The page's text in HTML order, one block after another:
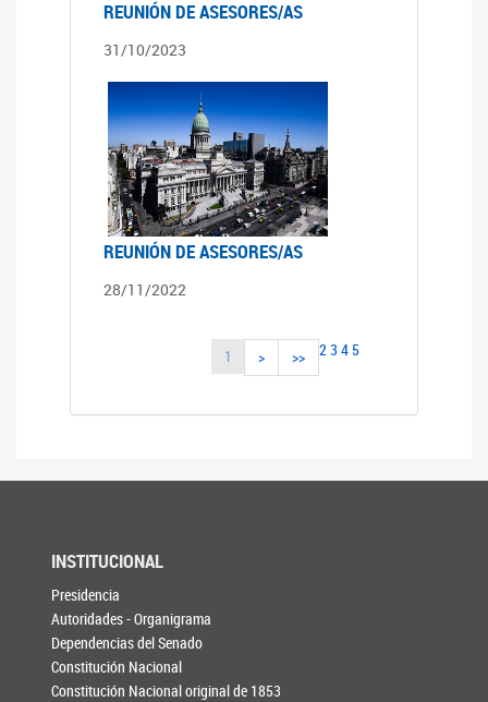
REUNIÓN DE ASESORES/AS
31/10/2023
REUNIÓN DE ASESORES/AS
28/11/2022
1 23 4 5
> >>
INSTITUCIONAL
Presidencia
Autoridades - Organigrama
Dependencias del Senado
Constitución Nacional
Constitución Nacional original de 1853